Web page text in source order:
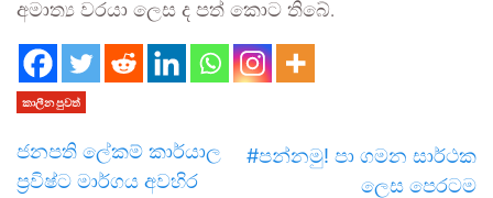
අමාත්‍ය වරයා ලෙස ද පත් කොට තිබේ.
කාලීන පුවත්
ජනපති ලේකම් කාර්යාල
ප්‍රවිෂ්ට මාර්ගය අවහිර
#පන්නමු! පා ගමන සාර්ථක
ලෙස පෙරටම